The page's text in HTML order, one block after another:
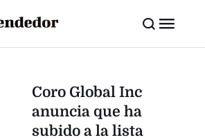
Coro Global Inc
anuncia que ha
subido a la lista